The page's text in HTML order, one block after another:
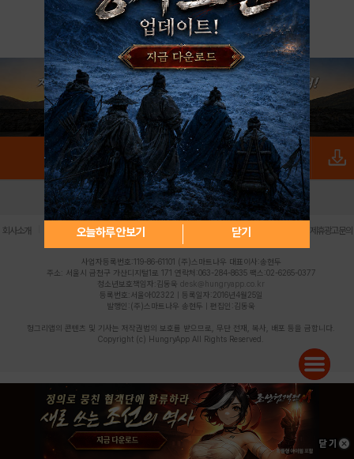
오늘하루 안보기 닫기
로그인 PC버전 전체앱
회사소개 | 개인정보 처리방침 불법촬영물 신고센터 제휴광고문의
사업자등록번호:119-86-61101 (주)스마트나우 대표이사:송현두
주소: 서울시 금천구 가산디지털1로 171 연락처:063-284-8635 팩스:02-6265-0377
청소년보호책임자:김동욱 desk@hungryapp.co.kr
등록번호:서울아02322 | 등록일자:2016년4월25일
발행인:(주)스마트나우 송현두 | 편집인:김동욱
헝그리앱의 콘텐츠 및 기사는 저작권법의 보호를 받으므로, 무단 전재, 복사, 배포 등을 금합니다.
Copyright (c) HungryApp All Rights Reserved.